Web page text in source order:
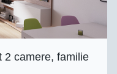
2 camere, familie